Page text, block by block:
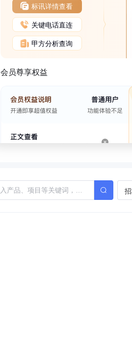
标讯详情查看
关键电话直连
甲方分析查询
会员尊享权益